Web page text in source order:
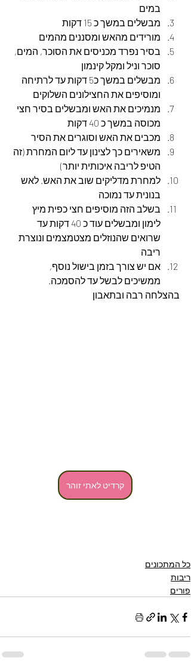
במים
מבשלים במשך כ 15 דקות
מורידים מהאש ומסננים מהמים
בסיר נפרד מכניסים את הסוכר, המים,
סוכר וניל ומקל קינמון
מבשלים במשך כ5 דקות עד לרתיחה
ומוסיפים את החצילונים השלוקים
מנמיכים את האש ומבשלים בסיר חצי
מכוסה במשך כ 40 דקות
מכבים את האש וסוגרים את הסיר
משאירים כך לצינון עד ליום המחרת (זה
הטיפ לריבה איכותית יותר)
למחרת מדליקים שוב את האש. לאש
בנונית עד נמוכה
בשלב הזה מוסיפים חצי כפית מיץ
לימון ומבשלים עוד כ 40 דקות עד
שרואים שהנוזלים מצטמצמים ונוצרת
ריבה
אם יש צורך בזמן בישול נוסף,
ממשיכים לבשל עד להסמכה.
בהצלחה רבה ובתאבון
קרדיט לאתי זוהר
כל המתכונים
ריבות
פורים